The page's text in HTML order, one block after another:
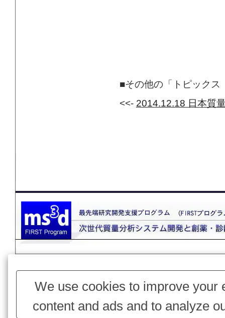
■その他の「トピックス
<<- 2014.12.18 日本質
We use cookies to improve your
content and ads and to analyze